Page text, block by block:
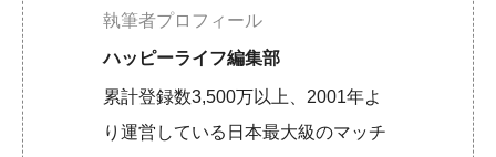
執筆者プロフィール
ハッピーライフ編集部
累計登録数3,500万以上、2001年よ
り運営している日本最大級のマッチ